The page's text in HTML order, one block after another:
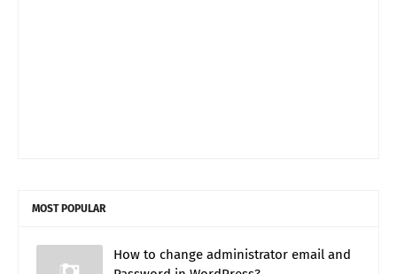
MOST POPULAR
How to change administrator email and